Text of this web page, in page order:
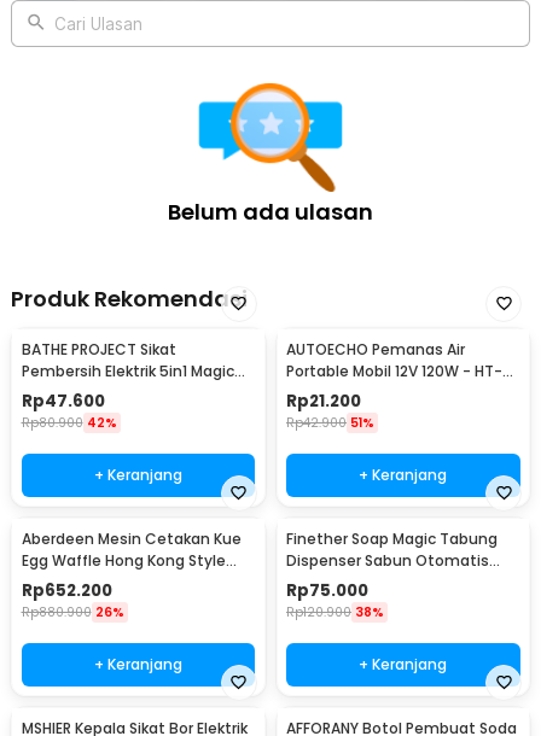
Cari Ulasan
Belum ada ulasan
Produk Rekomendasi
BATHE PROJECT Sikat
Pembersih Elektrik 5in1 Magic
Brush Rechargeable - WQ8110
Rp47.600
Rp80.900 42%
+ Keranjang
AUTOECHO Pemanas Air
Portable Mobil 12V 120W - HT-
2090
Rp21.200
Rp42.900 51%
+ Keranjang
Aberdeen Mesin Cetakan Kue
Egg Waffle Hong Kong Style
220V 1400W - YN-6
Rp652.200
Rp880.900 26%
+ Keranjang
Finether Soap Magic Tabung
Dispenser Sabun Otomatis
400ml - AD-03
Rp75.000
Rp120.900 38%
+ Keranjang
MSHIER Kepala Sikat Bor Elektrik AFFORANY Botol Pembuat Soda